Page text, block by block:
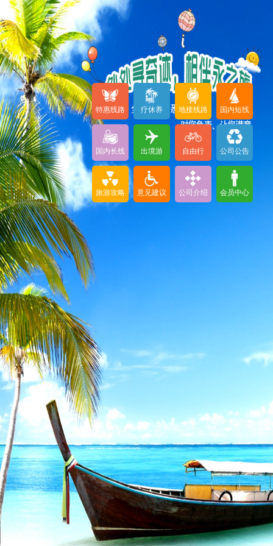
特惠线路 疗休养 地接线路 国内短线
国内长线 出境游 自由行 公司公告
旅游攻略 意见建议 公司介绍 会员中心